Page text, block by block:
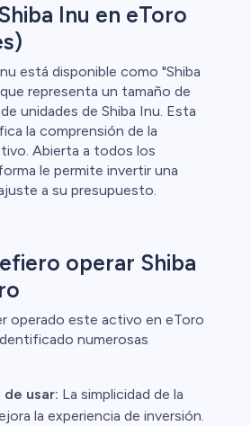
Inu en eToro
está disponible como "Shiba
representa un tamaño de
unidades de Shiba Inu. Esta
la comprensión de la
Abierta a todos los
le permite invertir una
a su presupuesto.
operar Shiba
operado este activo en eToro
numerosas
usar: La simplicidad de la
la experiencia de inversión.